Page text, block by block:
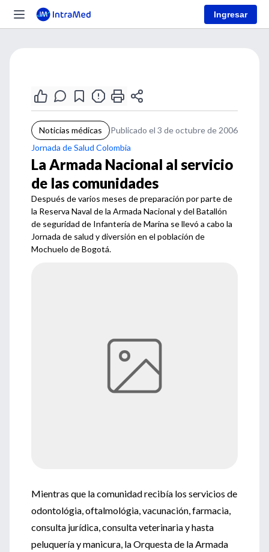
Ingresar
Noticias médicas
Publicado el 3 de octubre de 2006
Jornada de Salud Colombia
La Armada Nacional al servicio
de las comunidades
Después de varios meses de preparación por parte de
la Reserva Naval de la Armada Nacional y del Batallón
de seguridad de Infantería de Marina se llevó a cabo la
Jornada de salud y diversión en el población de
Mochuelo de Bogotá.
Mientras que la comunidad recibía los servicios de
odontológia, oftalmológia, vacunación, farmacia,
consulta jurídica, consulta veterinaria y hasta
peluquería y manicura, la Orquesta de la Armada